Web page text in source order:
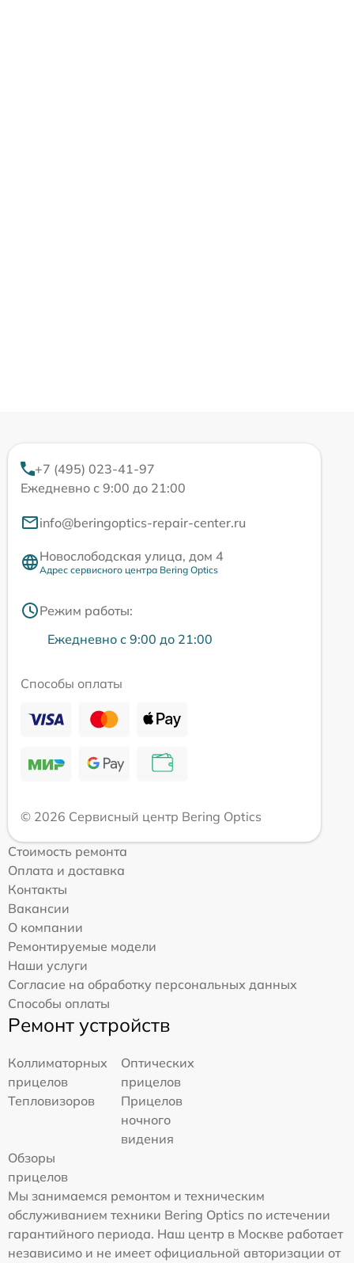
+7 (495) 023-41-97
Ежедневно с 9:00 до 21:00
info@beringoptics-repair-center.ru
Новослободская улица, дом 4
Адрес сервисного центра Bering Optics
Режим работы:
Ежедневно с 9:00 до 21:00
Способы оплаты
© 2026 Сервисный центр Bering Optics
Стоимость ремонта
Оплата и доставка
Контакты
Вакансии
О компании
Ремонтируемые модели
Наши услуги
Согласие на обработку персональных данных
Способы оплаты
Ремонт устройств
Коллиматорных
прицелов
Оптических
прицелов
Тепловизоров
Прицелов
ночного
видения
Обзоры
прицелов
Мы занимаемся ремонтом и техническим
обслуживанием техники Bering Optics по истечении
гарантийного периода. Наш центр в Москве работает
независимо и не имеет официальной авторизации от